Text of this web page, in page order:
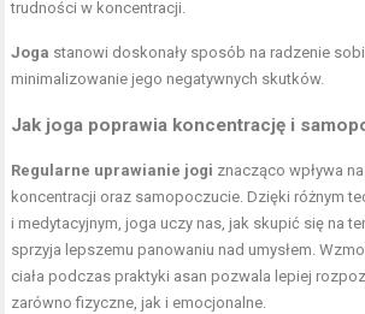
trudności w koncentracji.
Joga stanowi doskonały sposób na radzenie
minimalizowanie jego negatywnych skutków.
Jak joga poprawia koncentrację i
Regularne uprawianie jogi znacząco wpływa
koncentracji oraz samopoczucie. Dzięki różnym
i medytacyjnym, joga uczy nas, jak skupić się na
sprzyja lepszemu panowaniu nad umysłem.
ciała podczas praktyki asan pozwala lepiej
zarówno fizyczne, jak i emocjonalne.